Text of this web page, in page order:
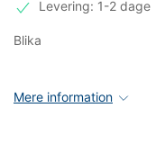
Levering: 1-2 dage
Blika
Mere information